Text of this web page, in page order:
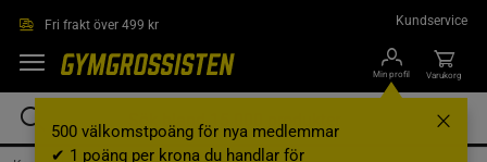
Fri frakt över 499 kr Kundservice
Min profil
500 välkomstpoäng för nya medlemmar
✔ 1 poäng per krona du handlar för
Varukorg